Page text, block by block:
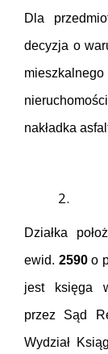
Dla
decyzja o
nakładka
Działka
ewid.2590 o
jest księga
przez Sąd
Wydział